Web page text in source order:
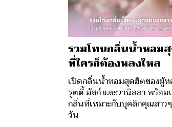
รวมโทนกลิ่นน้ำหอม
ที่ใครก็ต้องหลงใหล
เปิดกลิ่นน้ำหอมสุดฮิตของผู้
รุตตี้ มัสก์ และวานิลลา พร้อม
กลิ่นที่เหมาะกับบุคลิกคุณสาว
วัน